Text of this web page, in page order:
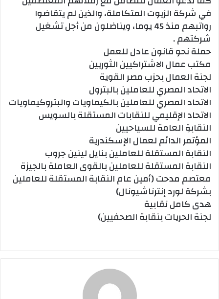
في شركة الزيوت المتكاملة، والذين لم يتقاضوا
رواتبهم منذ 45 يوما، ويناضلون من أجل تشغيل
شركتهم .
حملة نحو قانون عادل للعمل
مكتب عمال الاشتراكيين الثوريين
لجنة العمال بحزب مصر القوية
الاتحاد المصري للعاملين بالبترول
الاتحاد المصري للعاملين بالكيماويات والبتروكيماويات
الاتحاد الإقليمي للنقابات المستقلة بالسويس
النقابةِ العامة للسياحيين
المؤتمر الدائم لعمال الإسكندرية
النقابة المستقلة للعاملين بنايل لينين جروب
النقابة المستقلة للعاملين بالقوى العاملة بالجيزة
معتصم مدحت (أمين عام النقابة المستقلة للعاملين
بشركة لورد إنترناشيونال)
هدى كامل نقابية
لجنة الحريات بنقابة الصحفيين)